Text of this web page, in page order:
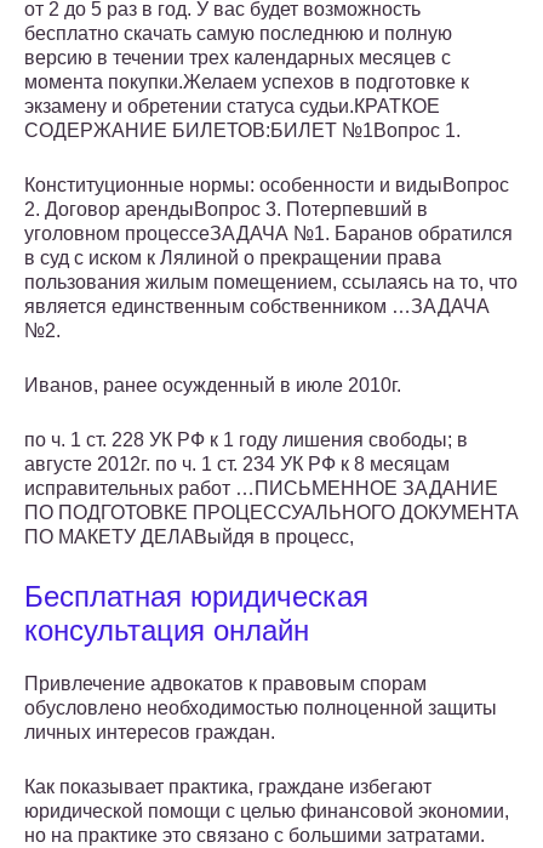
от 2 до 5 раз в год. У вас будет возможность
бесплатно скачать самую последнюю и полную
версию в течении трех календарных месяцев с
момента покупки.Желаем успехов в подготовке к
экзамену и обретении статуса судьи.КРАТКОЕ
СОДЕРЖАНИЕ БИЛЕТОВ:БИЛЕТ №1Вопрос 1.
Конституционные нормы: особенности и видыВопрос
2. Договор арендыВопрос 3. Потерпевший в
уголовном процессеЗАДАЧА №1. Баранов обратился
в суд с иском к Лялиной о прекращении права
пользования жилым помещением, ссылаясь на то, что
является единственным собственником …ЗАДАЧА
№2.
Иванов, ранее осужденный в июле 2010г.
по ч. 1 ст. 228 УК РФ к 1 году лишения свободы; в
августе 2012г. по ч. 1 ст. 234 УК РФ к 8 месяцам
исправительных работ …ПИСЬМЕННОЕ ЗАДАНИЕ
ПО ПОДГОТОВКЕ ПРОЦЕССУАЛЬНОГО ДОКУМЕНТА
ПО МАКЕТУ ДЕЛАВыйдя в процесс,
Бесплатная юридическая
консультация онлайн
Привлечение адвокатов к правовым спорам
обусловлено необходимостью полноценной защиты
личных интересов граждан.
Как показывает практика, граждане избегают
юридической помощи с целью финансовой экономии,
но на практике это связано с большими затратами.